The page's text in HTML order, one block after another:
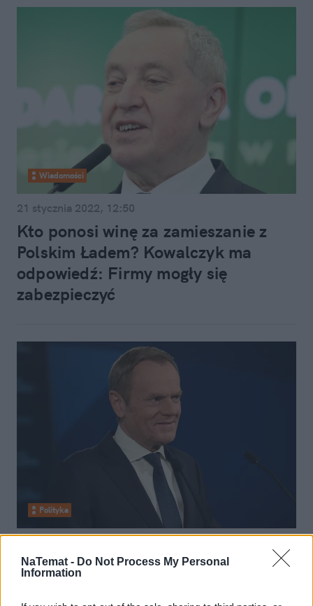
NaTemat - Do Not Process My Personal
Information
Wiadomości
21 stycznia 2022, 12:50
Kto ponosi winę za zamieszanie z
Polskim Ładem? Kowalczyk ma
odpowiedź: Firmy mogły się
zabezpieczyć
Polityka
Donald Tusk niebawem otrzyma